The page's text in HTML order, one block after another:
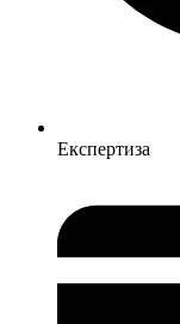
Експертиза